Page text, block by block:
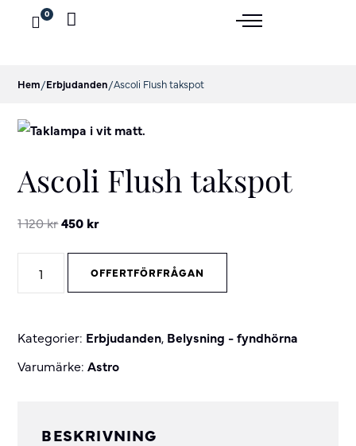
0
Hem/Erbjudanden/Ascoli Flush takspot
Ascoli Flush takspot
1 120krOriginal
450 krCurrent
Flush
OFFERTFÖRFRÅGAN
Kategorier: Erbjudanden, Belysning - fyndhörna
Varumärke:Astro
BESKRIVNING